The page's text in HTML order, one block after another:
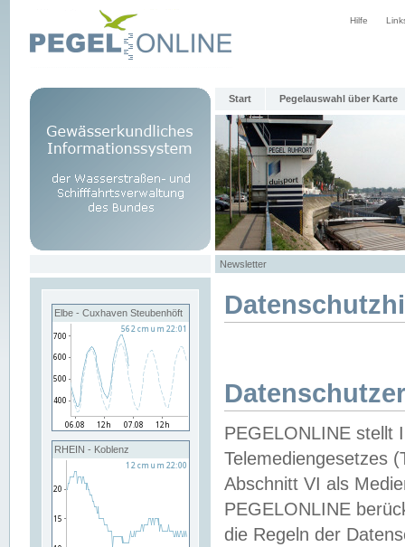
Hilfe
Start Pegelauswahl über Karte
Newsletter
Elbe - Cuxhaven Steubenhöft
RHEIN - Koblenz
PEGELONLINE stellt
Telemediengesetzes
Abschnitt VI als
PEGELONLINE
die Regeln der